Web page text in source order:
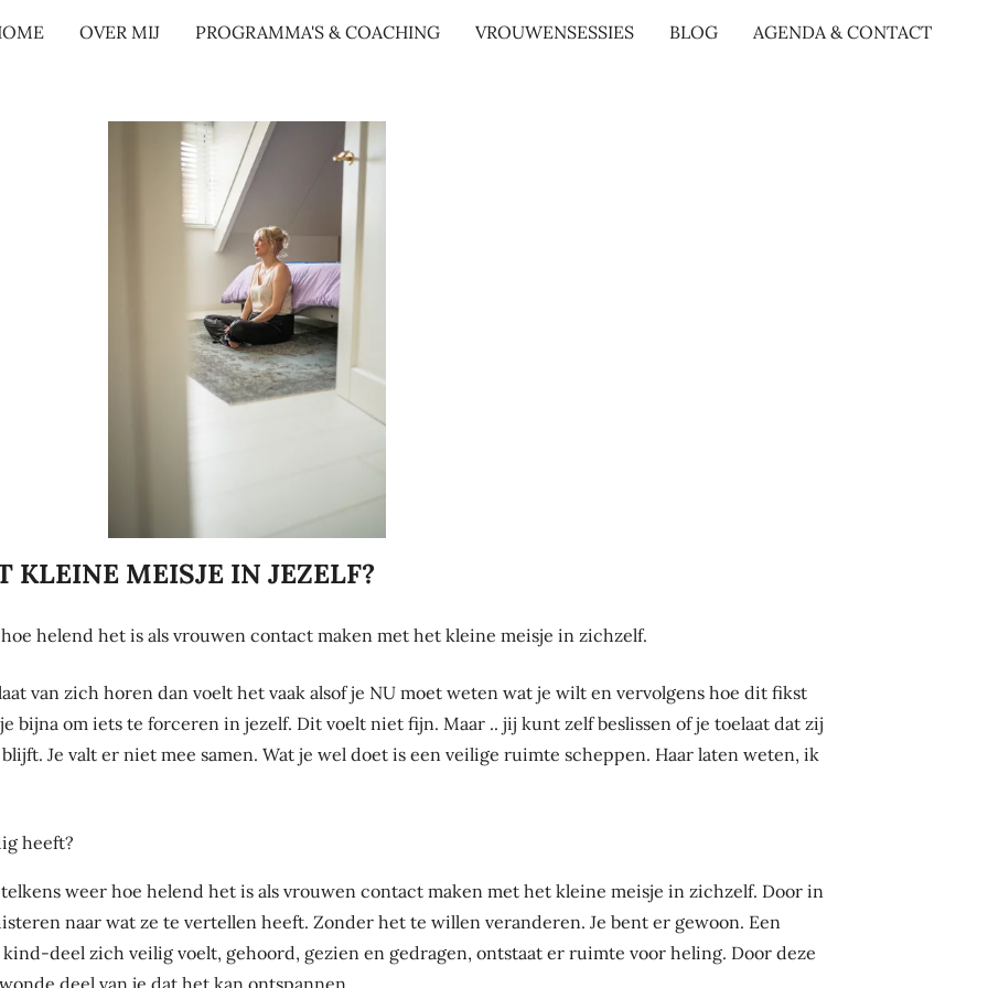
OVER MIJ PROGRAMMA'S & COACHING VROUWENSESSIES BLOG AGENDA & CONTACT
KLEINE MEISJE IN JEZELF?
helend het is als vrouwen contact maken met het kleine meisje in zichzelf.
van zich horen dan voelt het vaak alsof je NU moet weten wat je wilt en vervolgens hoe dit fikst
bijna om iets te forceren in jezelf. Dit voelt niet fijn. Maar .. jij kunt zelf beslissen of je toelaat dat zij
Je valt er niet mee samen. Wat je wel doet is een veilige ruimte scheppen. Haar laten weten, ik
heeft?
weer hoe helend het is als vrouwen contact maken met het kleine meisje in zichzelf. Door in
naar wat ze te vertellen heeft. Zonder het te willen veranderen. Je bent er gewoon. Een
deel zich veilig voelt, gehoord, gezien en gedragen, ontstaat er ruimte voor heling. Door deze
deel van je dat het kan ontspannen.